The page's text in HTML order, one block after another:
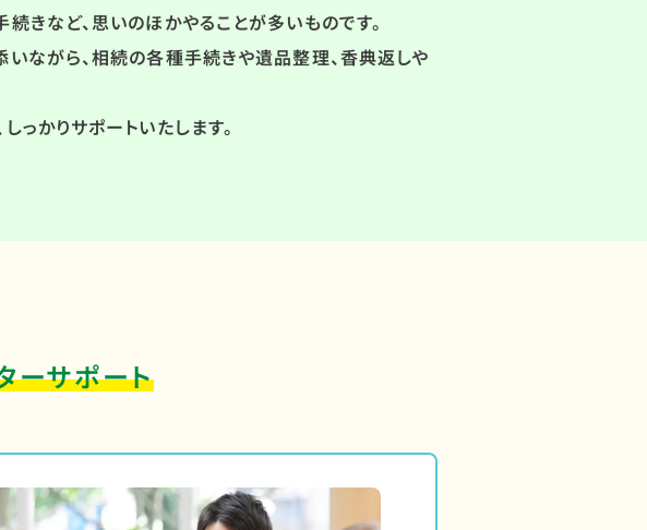
きなど、思いのほかやることが多いものです。
ながら、相続の各種手続きや遺品整理、香典返しや
っかりサポートいたします。
ーサポート